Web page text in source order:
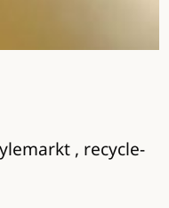
, recycle-